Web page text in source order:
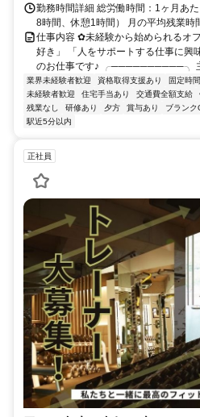
勤務時間詳細 総労働時間：1ヶ月あ
8時間、休憩1時間） 月の平均残業時
仕事内容 ✿未経験から始められるオ
好き」 「人をサポートする仕事に興
のお仕事です♪ ╭──────────╮
業界未経験者歓迎 資格取得支援あり 固定時
未経験者歓迎
住宅手当あり 交通費全額支給
残業なし
研修あり 夕方 賞与あり ブランク
駅近5分以内
正社員